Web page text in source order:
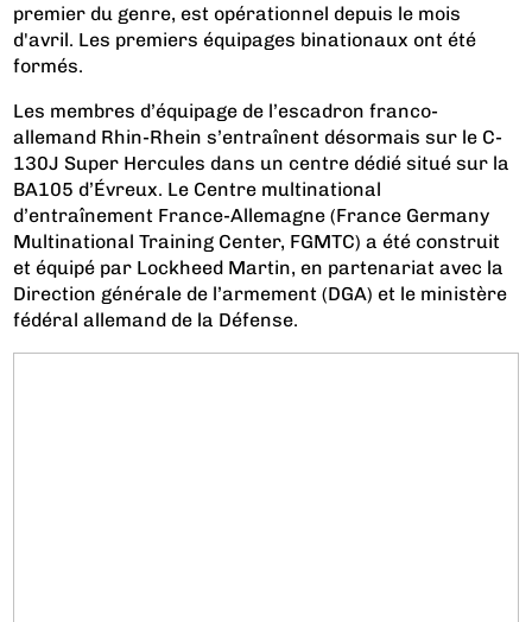
premier du genre, est opérationnel depuis le mois
d'avril. Les premiers équipages binationaux ont été
formés.
Les membres d’équipage de l’escadron franco-
allemand Rhin-Rhein s’entraînent désormais sur le C-
130J Super Hercules dans un centre dédié situé sur la
BA105 d’Évreux. Le Centre multinational
d’entraînement France-Allemagne (France Germany
Multinational Training Center, FGMTC) a été construit
et équipé par Lockheed Martin, en partenariat avec la
Direction générale de l’armement (DGA) et le ministère
fédéral allemand de la Défense.